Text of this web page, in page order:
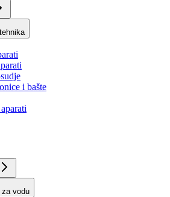
i bašte
za vodu